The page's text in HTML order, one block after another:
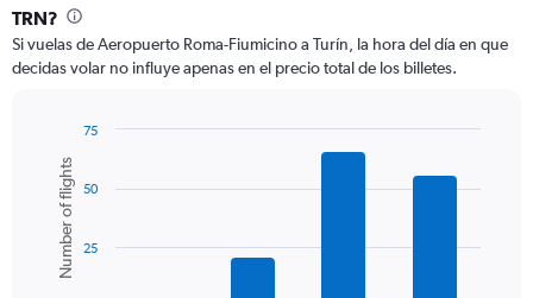
Range:
12
categories.
The
axis
displaying
values.
Range:
TRN?
Si vuelas de Aeropuerto Roma-Fiumicino a Turín, la hora del día en que
decidas volar no influye apenas en el precio total de los billetes.
chart
with
bars.
The
Chart
graphic.
Number of flights 25
50
75